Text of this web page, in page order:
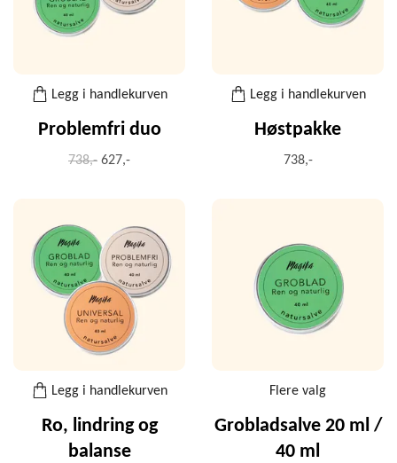
Legg i handlekurven
Problemfri duo
738,- 627,-
Legg i handlekurven
Høstpakke
738,-
Legg i handlekurven
Ro, lindring og
balanse
Flere valg
Grobladsalve 20 ml /
40 ml